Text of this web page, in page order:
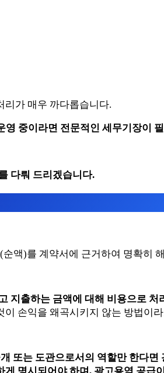
리가 매우 까다롭습니다.
영 중이라면 전문적인 세무기장이
다뤄 드리겠습니다.
액)를 계약서에 근거하여 명확히
지출하는 금액에 대해 비용으로 처
손익을 왜곡시키지 않는 방법이
또는 도관으로서의 역할만 한다